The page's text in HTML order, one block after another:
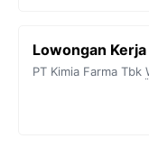
Lowongan
PT Kimia Farma Tbk